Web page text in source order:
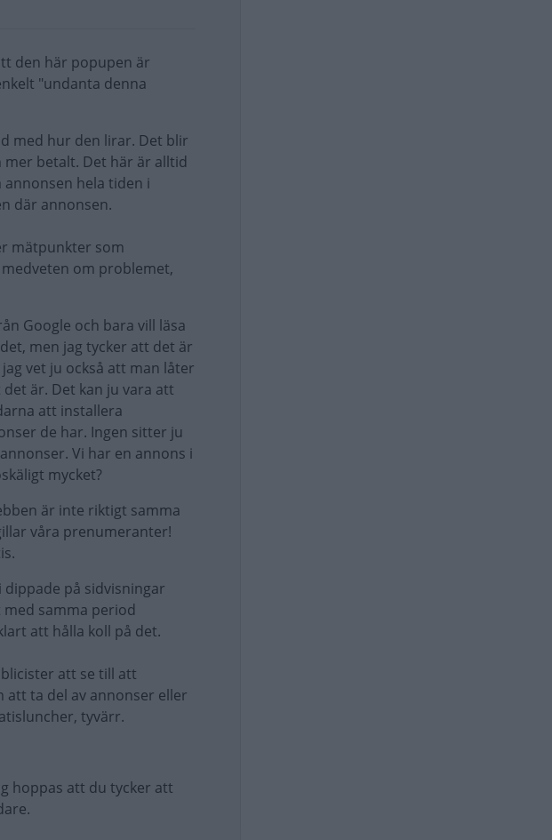
den här popupen är
"undanta denna
med hur den lirar. Det blir
betalt. Det här är alltid
hela tiden i
där annonsen.
mätpunkter som
om problemet,
Google och bara vill läsa
men jag tycker att det är
vet ju också att man låter
är. Det kan ju vara att
att installera
de har. Ingen sitter ju
Vi har en annons i
mycket?
är inte riktigt samma
våra prenumeranter!
på sidvisningar
samma period
att hålla koll på det.
att se till att
ta del av annonser eller
tyvärr.
hoppas att du tycker att